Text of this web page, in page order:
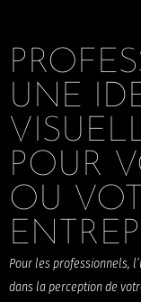
UNE
POUR
OU
Pour les professionnels,
dans la perception de